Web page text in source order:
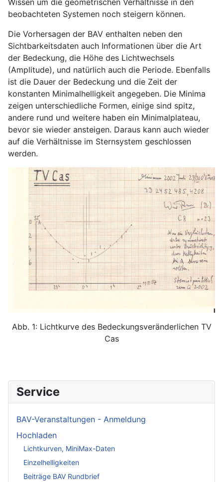
beobachteten Systemen noch steigern können.
Die Vorhersagen der BAV enthalten neben den
Sichtbarkeitsdaten auch Informationen über die Art
der Bedeckung, die Höhe des Lichtwechsels
(Amplitude), und natürlich auch die Periode. Ebenfalls
ist die Dauer der Bedeckung und die Zeit der
konstanten Minimalhelligkeit angegeben. Die Minima
zeigen unterschiedliche Formen, einige sind spitz,
andere rund und weitere haben ein Minimalplateau,
bevor sie wieder ansteigen. Daraus kann auch wieder
auf die Verhältnisse im Sternsystem geschlossen
werden.
Abb. 1: Lichtkurve des Bedeckungsveränderlichen TV
Cas
Service
BAV-Veranstaltungen - Anmeldung
Hochladen
Lichtkurven, MiniMax-Daten
Einzelhelligkeiten
Beiträge BAV Rundbrief